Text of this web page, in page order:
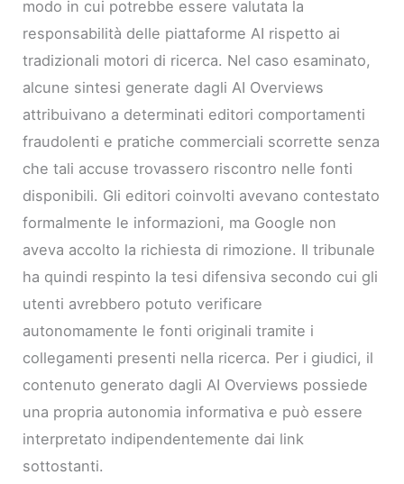
modo in cui potrebbe essere valutata la
responsabilità delle piattaforme AI rispetto ai
tradizionali motori di ricerca. Nel caso esaminato,
alcune sintesi generate dagli AI Overviews
attribuivano a determinati editori comportamenti
fraudolenti e pratiche commerciali scorrette senza
che tali accuse trovassero riscontro nelle fonti
disponibili. Gli editori coinvolti avevano contestato
formalmente le informazioni, ma Google non
aveva accolto la richiesta di rimozione. Il tribunale
ha quindi respinto la tesi difensiva secondo cui gli
utenti avrebbero potuto verificare
autonomamente le fonti originali tramite i
collegamenti presenti nella ricerca. Per i giudici, il
contenuto generato dagli AI Overviews possiede
una propria autonomia informativa e può essere
interpretato indipendentemente dai link
sottostanti.